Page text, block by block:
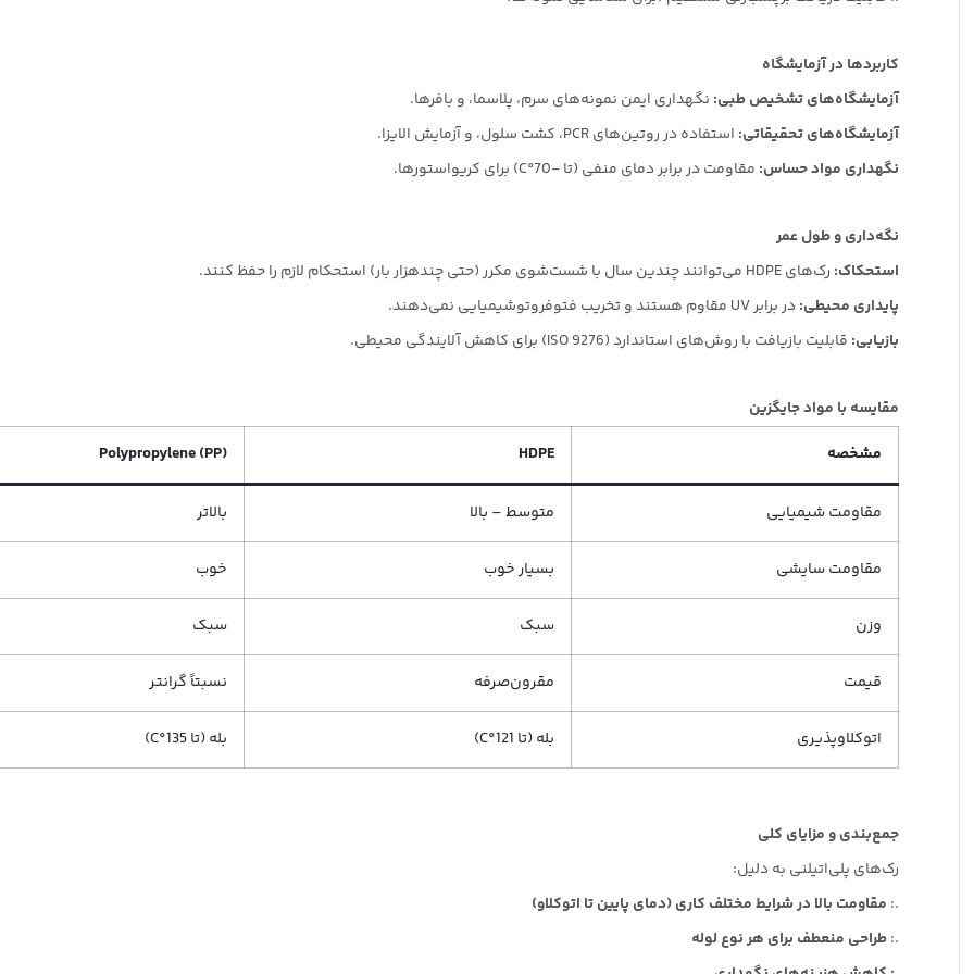
کاربردها در آزمایشگاه
آزمایشگاه‌های تشخیص طبی: نگهداری ایمن نمونه‌های سرم، پلاسما، و بافرها.
آزمایشگاه‌های تحقیقاتی: استفاده در روتین‌های PCR، کشت سلول، و آزمایش الایزا.
نگهداری مواد حساس: مقاومت در برابر دمای منفی (تا -70°C) برای کریواستورها.
نگه‌داری و طول عمر
استحکاک: رک‌های HDPE می‌توانند چندین سال با شست‌شوی مکرر (حتی چندهزار بار) استحکام لازم را حفظ کنند.
پایداری محیطی:در برابر UV مقاوم هستند و تخریب فتوفروتوشیمیایی نمی‌دهند.
بازیابی: قابلیت بازیافت با روش‌های استاندارد (ISO 9276) برای کاهش آلایندگی محیطی.
مقایسه با مواد جایگزین
مشخصه
HDPE
Polypropylene (PP)
مقاومت شیمیایی متوسط – بالا بالاتر
مقاومت سایشی بسیار خوب خوب
وزن سبک سبک
قیمت مقرون‌صرفه نسبتاً گرانتر
اتوکلاوپذیری بله (تا 121°C) بله (تا 135°C)
جمع‌بندی و مزایای کلی
رک‌های پلی‌اتیلنی به دلیل:
.: مقاومت بالا در شرایط مختلف کاری (دمای پایین تا اتوکلاو)
.:طراحی منعطف برای هر نوع لوله